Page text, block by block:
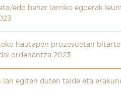
edo behar larriko egoerak
hautapen prozesuetan
ordenantza 2023
lan egiten duten talde eta